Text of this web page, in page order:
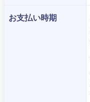
お支払い時期